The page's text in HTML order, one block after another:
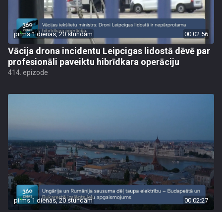
pirms 1 dienas, 20 stundām 00:02:56
Vācija drona incidentu Leipcigas lidostā dēvē par
profesionāli paveiktu hibrīdkara operāciju
414. epizode
pirms 1 dienas, 20 stundām 00:02:27